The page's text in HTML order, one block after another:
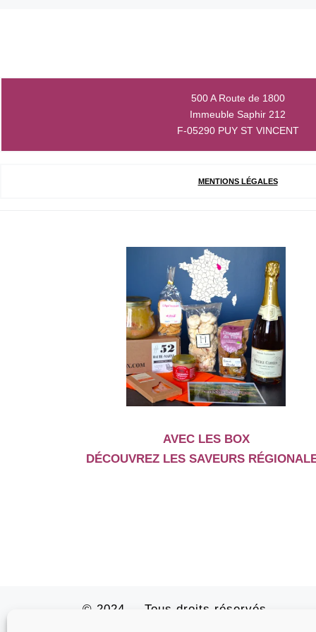
500 A Route de 1800
Immeuble Saphir 212
F-05290 PUY ST VINCENT
MENTIONS LÉGALES
AVEC LES BOX
DÉCOUVREZ LES SAVEURS
© 2024 – Tous droits réservés